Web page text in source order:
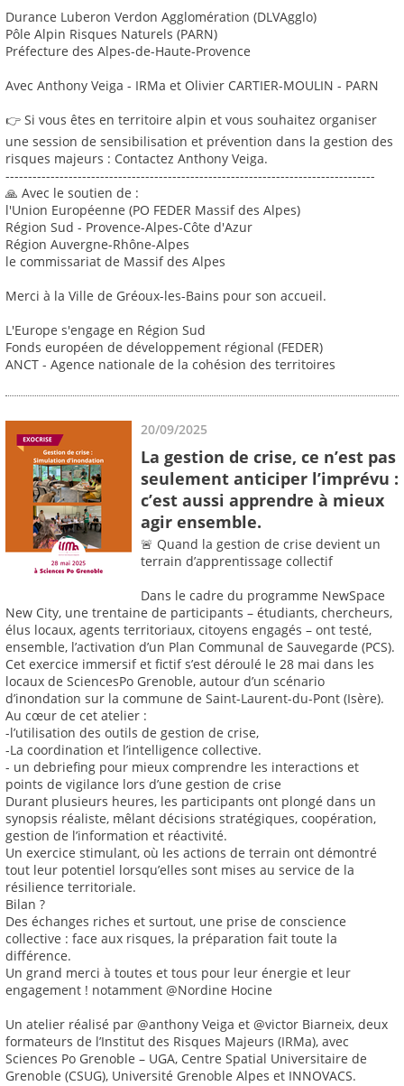
Durance Luberon Verdon Agglomération (DLVAgglo)
Pôle Alpin Risques Naturels (PARN)
Préfecture des Alpes-de-Haute-Provence
Avec Anthony Veiga - IRMa et Olivier CARTIER-MOULIN - PARN
👉 Si vous êtes en territoire alpin et vous souhaitez organiser
une session de sensibilisation et prévention dans la gestion des
risques majeurs : Contactez Anthony Veiga.
----------------------------------------------------------------------------------
🙏 Avec le soutien de :
l'Union Européenne (PO FEDER Massif des Alpes)
Région Sud - Provence-Alpes-Côte d'Azur
Région Auvergne-Rhône-Alpes
le commissariat de Massif des Alpes
Merci à la Ville de Gréoux-les-Bains pour son accueil.
L'Europe s'engage en Région Sud
Fonds européen de développement régional (FEDER)
ANCT - Agence nationale de la cohésion des territoires
20/09/2025
La gestion de crise, ce n’est pas
seulement anticiper l’imprévu :
c’est aussi apprendre à mieux
agir ensemble.
🚨 Quand la gestion de crise devient un
terrain d’apprentissage collectif
Dans le cadre du programme NewSpace
New City, une trentaine de participants – étudiants, chercheurs,
élus locaux, agents territoriaux, citoyens engagés – ont testé,
ensemble, l’activation d’un Plan Communal de Sauvegarde (PCS).
Cet exercice immersif et fictif s’est déroulé le 28 mai dans les
locaux de SciencesPo Grenoble, autour d’un scénario
d’inondation sur la commune de Saint-Laurent-du-Pont (Isère).
Au cœur de cet atelier :
-l’utilisation des outils de gestion de crise,
-La coordination et l’intelligence collective.
- un debriefing pour mieux comprendre les interactions et
points de vigilance lors d’une gestion de crise
Durant plusieurs heures, les participants ont plongé dans un
synopsis réaliste, mêlant décisions stratégiques, coopération,
gestion de l’information et réactivité.
Un exercice stimulant, où les actions de terrain ont démontré
tout leur potentiel lorsqu’elles sont mises au service de la
résilience territoriale.
Bilan ?
Des échanges riches et surtout, une prise de conscience
collective : face aux risques, la préparation fait toute la
différence.
Un grand merci à toutes et tous pour leur énergie et leur
engagement ! notamment @Nordine Hocine
Un atelier réalisé par @anthony Veiga et @victor Biarneix, deux
formateurs de l’Institut des Risques Majeurs (IRMa), avec
Sciences Po Grenoble – UGA, Centre Spatial Universitaire de
Grenoble (CSUG), Université Grenoble Alpes et INNOVACS.